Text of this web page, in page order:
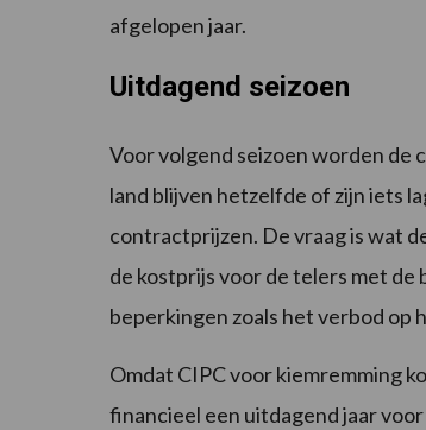
afgelopen jaar.
Uitdagend seizoen
Voor volgend seizoen worden
land blijven hetzelfde of zijn iets
contractprijzen. De vraag is wat
de kostprijs voor de telers met de
beperkingen zoals het verbod op
Omdat CIPC voor kiemremming
financieel een uitdagend jaar